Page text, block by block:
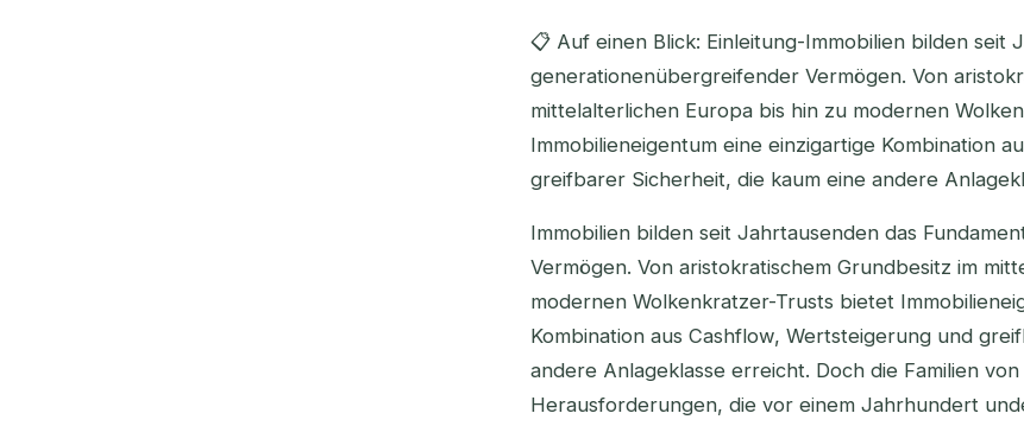
📋 Auf einen Blick: Einleitung-Immobilien bilden seit
generationenübergreifender Vermögen. Von
mittelalterlichen Europa bis hin zu modernen
Immobilieneigentum eine einzigartige Kombination
greifbarer Sicherheit, die kaum eine andere
Immobilien bilden seit Jahrtausenden das
Vermögen. Von aristokratischem Grundbesitz im
modernen Wolkenkratzer-Trusts bietet
Kombination aus Cashflow, Wertsteigerung und
andere Anlageklasse erreicht. Doch die Familien
Herausforderungen, die vor einem Jahrhundert